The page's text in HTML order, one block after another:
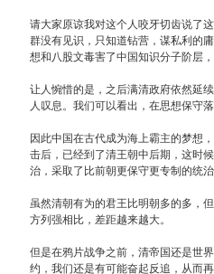
请大家原谅我对这个人咬牙切齿说了
群没有见识，只知道钻营，谋私利的
想和八股文毒害了中国知识分子阶层
让人惋惜的是，之后满清政府依然延
人叹息。我们可以看出，在思想保守
因此中国在古代成为海上霸主的梦想
击后，已经到了清王朝中后期，这时
治，采取了比前朝更保守更专制的统治
虽然清朝有为的君王比明朝多的多，
方列强相比，差距越来越大。
但是在鸦片战争之前，清帝国还是世
约，我们还是有可能奋起反追，从而